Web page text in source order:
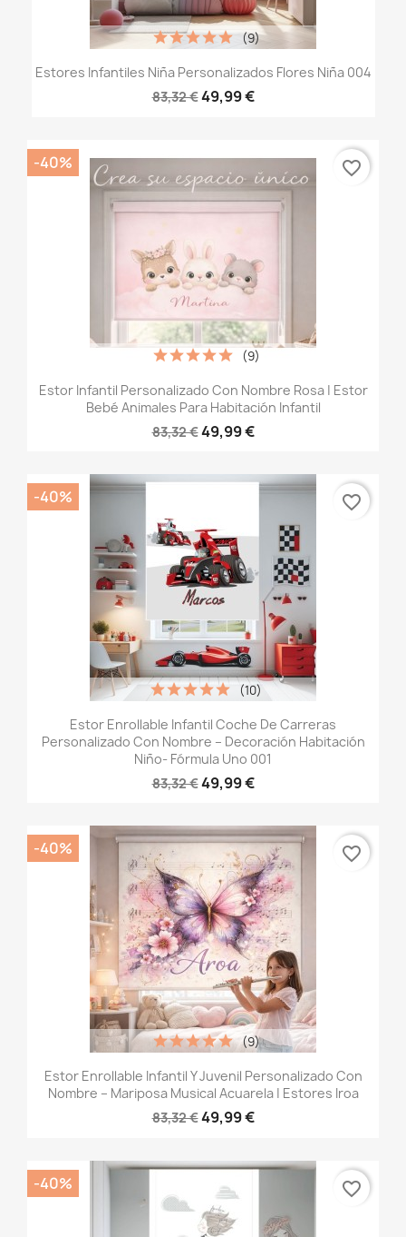
Estores Infantiles Niña Personalizados Flores Niña 004
83,32 €49,99 €
(9)
Estor Infantil Personalizado Con Nombre Rosa | Estor
Bebé Animales Para Habitación Infantil
83,32 €49,99 €
(9)
-40% favorite_border
Estor Enrollable Infantil Coche De Carreras
Personalizado Con Nombre – Decoración Habitación
Niño- Fórmula Uno 001
83,32 €49,99 €
(10)
-40% favorite_border
Estor Enrollable Infantil Y Juvenil Personalizado Con
Nombre – Mariposa Musical Acuarela | Estores Iroa
83,32 €49,99 €
(9)
-40% favorite_border
-40% favorite_border